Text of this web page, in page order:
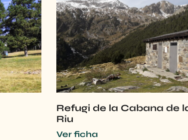
Refugi de la Cabana de
Riu
Ver ficha